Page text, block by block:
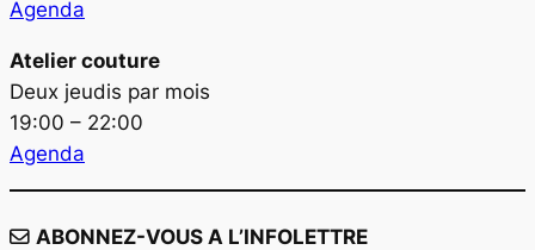
Agenda
Atelier couture
Deux jeudis par mois
19:00 – 22:00
Agenda
ABONNEZ-VOUS A L’INFOLETTRE